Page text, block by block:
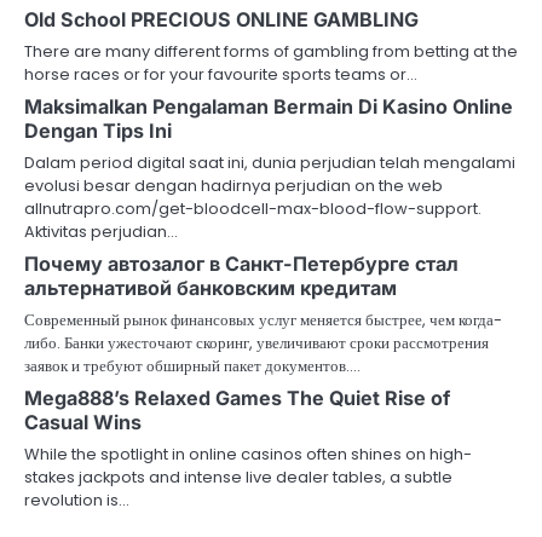
Old School PRECIOUS ONLINE GAMBLING
There are many different forms of gambling from betting at the
horse races or for your favourite sports teams or…
Maksimalkan Pengalaman Bermain Di Kasino Online
Dengan Tips Ini
Dalam period digital saat ini, dunia perjudian telah mengalami
evolusi besar dengan hadirnya perjudian on the web
allnutrapro.com/get-bloodcell-max-blood-flow-support.
Aktivitas perjudian…
Почему автозалог в Санкт-Петербурге стал
альтернативой банковским кредитам
Современный рынок финансовых услуг меняется быстрее, чем когда-
либо. Банки ужесточают скоринг, увеличивают сроки рассмотрения
заявок и требуют обширный пакет документов.…
Mega888’s Relaxed Games The Quiet Rise of
Casual Wins
While the spotlight in online casinos often shines on high-
stakes jackpots and intense live dealer tables, a subtle
revolution is…